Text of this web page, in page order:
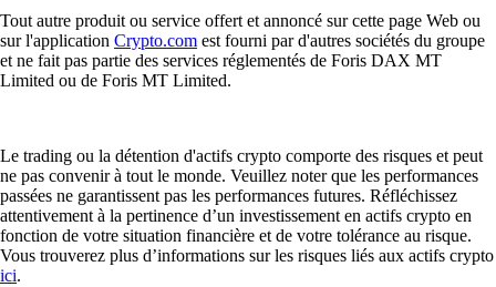
Tout autre produit ou service offert et annoncé sur cette page Web ou
sur l'application Crypto.com est fourni par d'autres sociétés du groupe
et ne fait pas partie des services réglementés de Foris DAX MT
Limited ou de Foris MT Limited.
Le trading ou la détention d'actifs crypto comporte des risques et peut
ne pas convenir à tout le monde. Veuillez noter que les performances
passées ne garantissent pas les performances futures. Réfléchissez
attentivement à la pertinence d’un investissement en actifs crypto en
fonction de votre situation financière et de votre tolérance au risque.
Vous trouverez plus d’informations sur les risques liés aux actifs crypto
ici.